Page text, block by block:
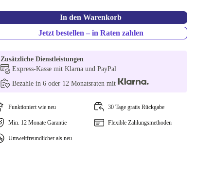
In den Warenkorb
Jetzt bestellen – in Raten zahlen
Zusätzliche Dienstleistungen
Express-Kasse mit Klarna und PayPal
Bezahle in 6 oder 12 Monatsraten mit
Funktioniert wie neu 30 Tage gratis Rückgabe
Min. 12 Monate Garantie Flexible Zahlungsmethoden
Umweltfreundlicher als neu